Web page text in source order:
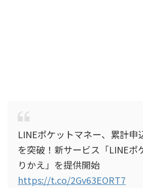
LINEポケットマネー、累計申
を突破！新サービス「LINEポ
りかえ」を提供開始
https://t.co/2Gv63EORT7